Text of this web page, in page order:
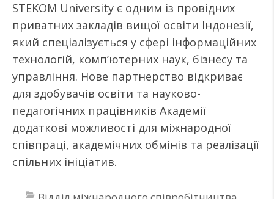
STEKOM University є одним із провідних
приватних закладів вищої освіти Індонезії,
який спеціалізується у сфері інформаційних
технологій, комп’ютерних наук, бізнесу та
управління. Нове партнерство відкриває
для здобувачів освіти та науково-
педагогічних працівників Академії
додаткові можливості для міжнародної
співпраці, академічних обмінів та реалізації
спільних ініціатив.